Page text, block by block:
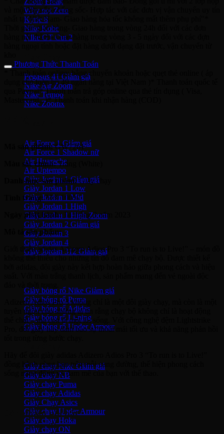
Why not Zero
Kyrie 8
Nike Kobe
NIke GT Cut 2
Pegasus 41
Nike Air Zoom
Nike Tempo
Nike Zoomx
Air Force 1
Air Force 1 Shadow nữ
Air Huarache
Air Uptempo
Giày Jordan 1
Giày Jordan 1 Low
Giày Jordan 1 Mid
Giày Jordan 1 High
Giày Jordan 1 High Zoom
Giày Jordan 2
Giày Jordan 3
Giày Jordan 4
Giày Jordan 312
Giày bóng rổ Nike
Giày bóng rổ Puma
Giày bóng rổ Adidas
Giày bóng rổ Li-ning
Giày bóng rổ Under Armour
Giày chạy Nike
Giày chạy NB
Giày chạy Puma
Giày chạy Adidas
Giày Chạy Asics
Giày chạy Under Armour
Giày chạy Hoka
Giày chạy ON
và một lớp xốp chống sốc- Hợp tác với các đơn vị vận chuyển uy tín
nhất tại Việt Nam- Giao hàng hỏa tốc không mất thêm phụ phí"*
Thời gian giao hàng- Giao hàng trong vòng 24h đối với các đơn
hàng nội thành- Giao hàng trong vòng 3 - 5 ngày đối với các đợn
Phương Thức Thanh Toán
* Thanh toán online: bằng chuyển khoản hoặc quẹt thẻ online ( áp
dụng cho toàn bộ 49 ngân hàng tại Việt Nam )* Thanh toán quốc tế
qua Paypal* Thanh toán trả góp online qua thẻ tín dụng ( Visa,
Mastercard...)* Thanh toán khi nhận hàng (COD)
Mã sản phẩm:GW7261
Màu sắc chính:Trắng (White)
Danh mục sản phẩm:Giày chạy
Tình trạng:Mới 100%
Ngày phát hành:14 tháng 3 năm 2023
Mô tả sản phẩm:
Giới thiệu adidas Adizero Adios Pro 3 “To run is to Live!” – món đồ
không thể thiếu cho những tín đồ đam mê chạy bộ. Được thiết kế
Adizero Adios Pro 3 không chỉ là một đôi giày chạy, mà còn là một
tuyên ngôn cho những ai tin rằng chạy bộ không chỉ là hoạt động
thể chất – mà còn là một lối sống. Với công nghệ đệm Lightstrike
Pro, đôi giày này đảm bảo sự thoải mái tối ưu và khả năng phản hồi
đồng hành cùng bạn trên mỗi cung đường, thể hiện phong cách
sống năng động và đam mê của bạn với thể thao.
Sản phẩm nổi bật